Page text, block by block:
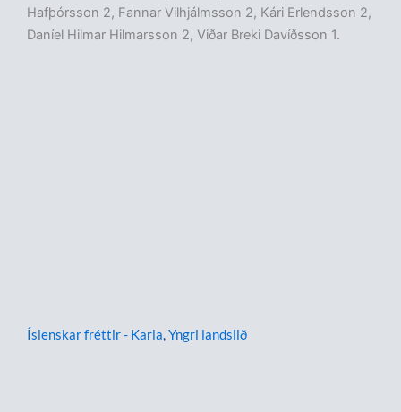
Hafþórsson 2, Fannar Vilhjálmsson 2, Kári Erlendsson 2,
Daníel Hilmar Hilmarsson 2, Viðar Breki Davíðsson 1.
Íslenskar fréttir - Karla,Yngri landslið